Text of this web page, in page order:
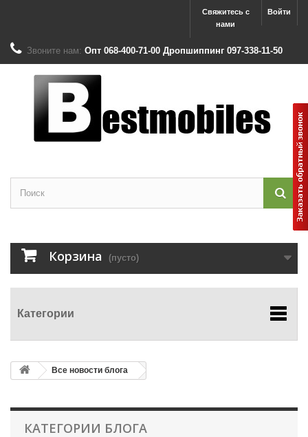
Войти
Свяжитесь с
нами
Звоните нам: Опт 068-400-71-00 Дропшиппинг 097-338-11-50
Корзина (пусто)
Категории
Все новости блога
КАТЕГОРИИ БЛОГА